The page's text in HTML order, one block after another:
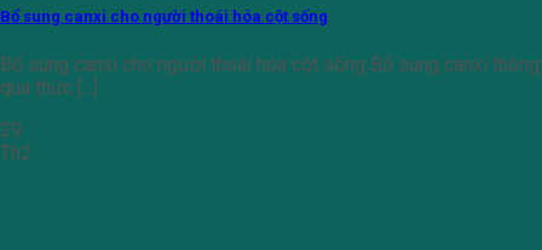
Bổ sung canxi cho người thoái hóa cột sống
Bổ sung canxi cho người thoái hóa cột sống Bổ sung canxi thông
qua thức [...]
29
Th2